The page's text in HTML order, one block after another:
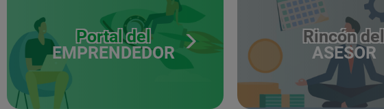
Portal del
EMPRENDEDOR
Rincón del
ASESOR